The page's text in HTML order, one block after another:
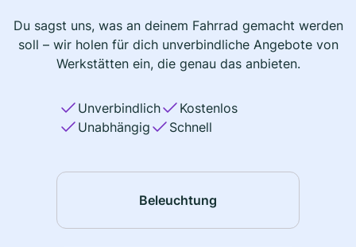
Du sagst uns, was an deinem Fahrrad gemacht werden
soll – wir holen für dich unverbindliche Angebote von
Werkstätten ein, die genau das anbieten.
Unverbindlich
Kostenlos
Unabhängig
Schnell
Beleuchtung